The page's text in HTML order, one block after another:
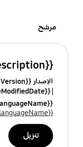
مرشح
{{file.description}}
الإصدار {{file.fileVersion}}
{{file.fileModifiedDate}}
{{file.languageName}}
{{file.languageName}}
تنزيل